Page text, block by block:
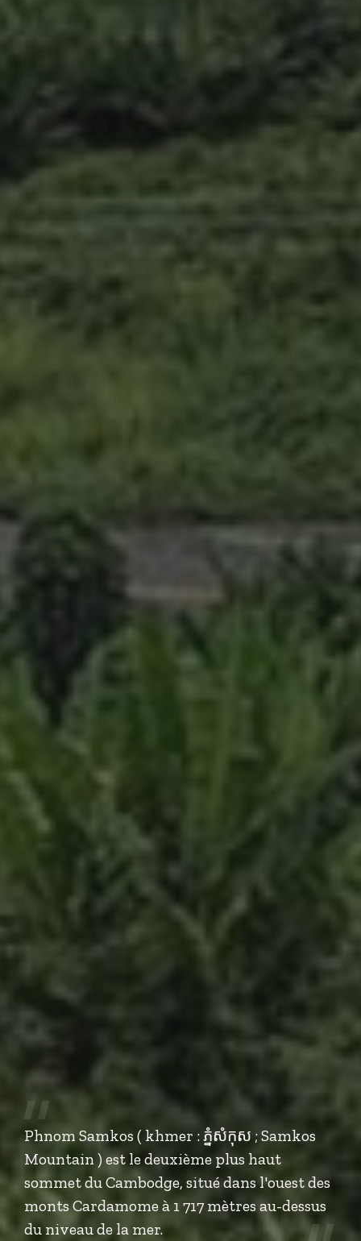
Phnom Samkos ( khmer : ភ្នំសំកុស ; Samkos
Mountain ) est le deuxième plus haut
sommet du Cambodge, situé dans l'ouest des
monts Cardamome à 1 717 mètres au-dessus
du niveau de la mer.